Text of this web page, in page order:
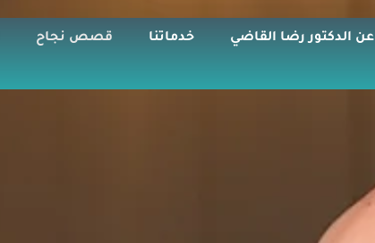
عن الدكتور رضا القاضي خدماتنا قصص نجاح